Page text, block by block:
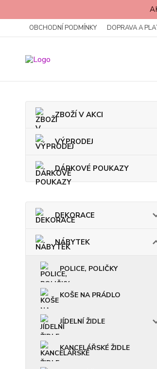
OBCHODNÍ PODMÍNKY DOPRAVA A
ZBOŽÍ V AKCI
VÝPRODEJ
DÁRKOVÉ POUKAZY
DEKORACE
NÁBYTEK
POLICE, POLIČKY
KOŠE NA PRÁDLO
JÍDELNÍ ŽIDLE
KANCELÁŘSKÉ ŽIDLE